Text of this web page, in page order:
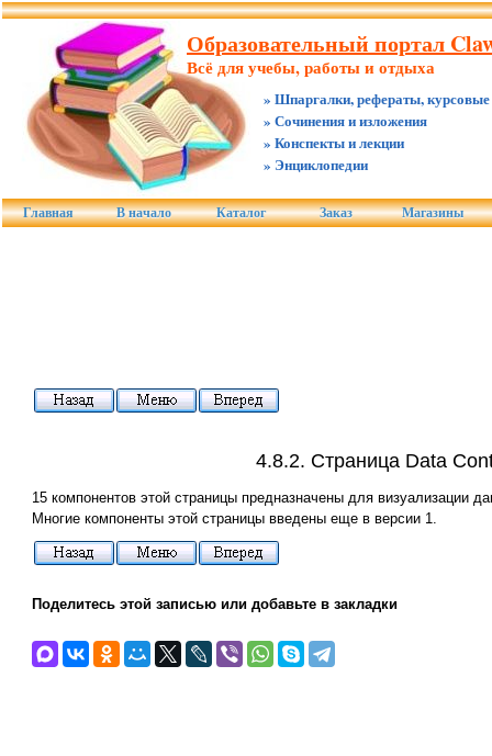
Образовательный портал
Всё для учебы, работы и отдыха
» Шпаргалки, рефераты, курсовые
» Сочинения и изложения
» Конспекты и лекции
» Энциклопедии
Главная В начало Каталог Заказ Магазины
4.8.2. Страница Data
15 компонентов этой страницы предназначены для визуализации
Многие компоненты этой страницы введены еще в версии 1.
Поделитесь этой записью или добавьте в закладки